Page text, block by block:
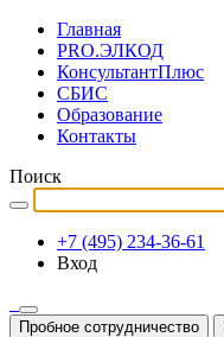
Главная
PRO.ЭЛКОД
КонсультантПлюс
СБИС
Образование
Контакты
Поиск
+7 (495) 234-36-61
Вход
Пробное сотрудничество